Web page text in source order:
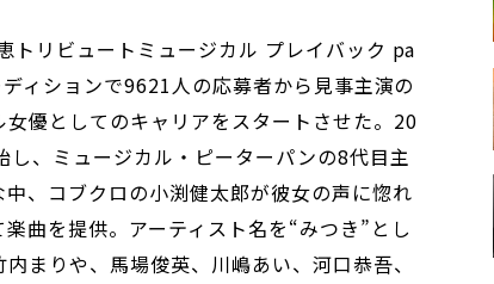
トリビュートミュージカル プレイバック pa
ィションで9621人の応募者から見事主演の
優としてのキャリアをスタートさせた。20
、ミュージカル・ピーターパンの8代目主
、コブクロの小渕健太郎が彼女の声に惚れ
曲を提供。アーティスト名を“みつき”とし
まりや、馬場俊英、川嶋あい、河口恭吾、